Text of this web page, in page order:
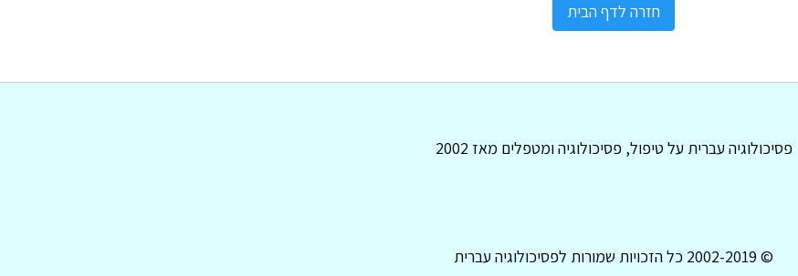
חזרה לדף הבית
פסיכולוגיה עברית על טיפול, פסיכולוגיה ומטפלים מאז 2002
© 2002-2019 כל הזכויות שמורות לפסיכולוגיה עברית